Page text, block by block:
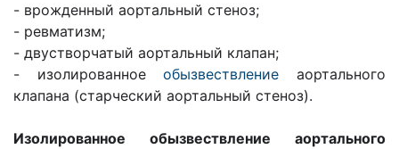
- врожденный аортальный стеноз;
- ревматизм;
- двустворчатый аортальный клапан;
- изолированноеобызвествление аортального
клапана (старческий аортальный стеноз).
Изолированное обызвeствление аортального